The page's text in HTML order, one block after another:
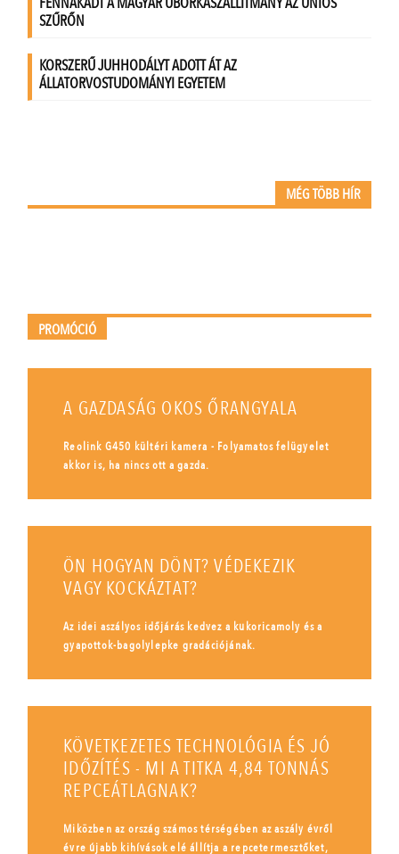
MÉG TÖBB HÍR
PROMÓCIÓ
A GAZDASÁG OKOS ŐRANGYALA
Reolink G450 kültéri kamera - Folyamatos felügyelet
akkor is, ha nincs ott a gazda.
ÖN HOGYAN DÖNT? VÉDEKEZIK
VAGY KOCKÁZTAT?
Az idei aszályos időjárás kedvez a kukoricamoly és a
gyapottok-bagolylepke gradációjának.
KÖVETKEZETES TECHNOLÓGIA ÉS JÓ
IDŐZÍTÉS - MI A TITKA 4,84 TONNÁS
REPCEÁTLAGNAK?
Miközben az ország számos térségében az aszály évről
évre újabb kihívások elé állítja a repcetermesztőket,